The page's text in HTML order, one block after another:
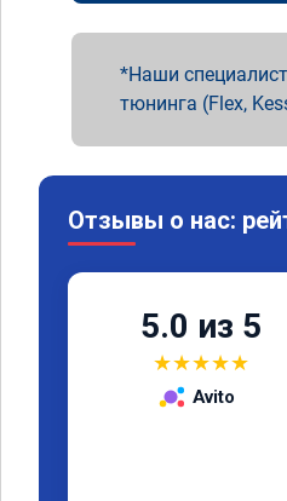
Наши
тюнинга (Flex,
Отзывы о нас:
5.0 из 5
★★★★★
Avito